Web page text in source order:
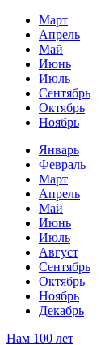
Март
Апрель
Май
Июнь
Июль
Сентябрь
Октябрь
Ноябрь
Январь
Февраль
Март
Апрель
Май
Июнь
Июль
Август
Сентябрь
Октябрь
Ноябрь
Декабрь
Нам 100 лет